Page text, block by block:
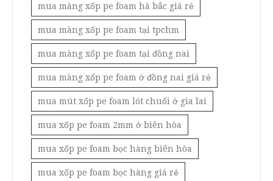
mua màng xốp pe foam hà bắc giá rẻ
mua màng xốp pe foam tại tpchm
mua màng xốp pe foam tại đồng nai
mua màng xốp pe foam ở đồng nai giá rẻ
mua mút xốp pe foam lót chuối ở gia lai
mua xốp pe foam 2mm ở biên hòa
mua xốp pe foam bọc hàng biên hòa
mua xốp pe foam bọc hàng giá rẻ